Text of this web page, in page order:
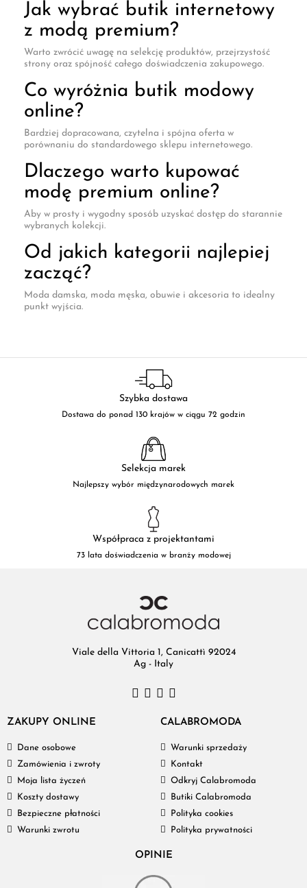
Jak wybrać butik internetowy
z modą premium?
Warto zwrócić uwagę na selekcję produktów, przejrzystość
strony oraz spójność całego doświadczenia zakupowego.
Co wyróżnia butik modowy
online?
Bardziej dopracowana, czytelna i spójna oferta w
porównaniu do standardowego sklepu internetowego.
Dlaczego warto kupować
modę premium online?
Aby w prosty i wygodny sposób uzyskać dostęp do starannie
wybranych kolekcji.
Od jakich kategorii najlepiej
zacząć?
Moda damska, moda męska, obuwie i akcesoria to idealny
punkt wyjścia.
Szybka dostawa
Dostawa do ponad 130 krajów w ciągu 72 godzin
Selekcja marek
Najlepszy wybór międzynarodowych marek
Współpraca z projektantami
73 lata doświadczenia w branży modowej
Viale della Vittoria 1, Canicattì 92024
Ag - Italy
ZAKUPY ONLINE
Dane osobowe
Zamówienia i zwroty
Moja lista życzeń
Koszty dostawy
Bezpieczne płatności
Warunki zwrotu
CALABROMODA
Warunki sprzedaży
Kontakt
Odkryj Calabromoda
Butiki Calabromoda
Polityka cookies
Polityka prywatności
OPINIE